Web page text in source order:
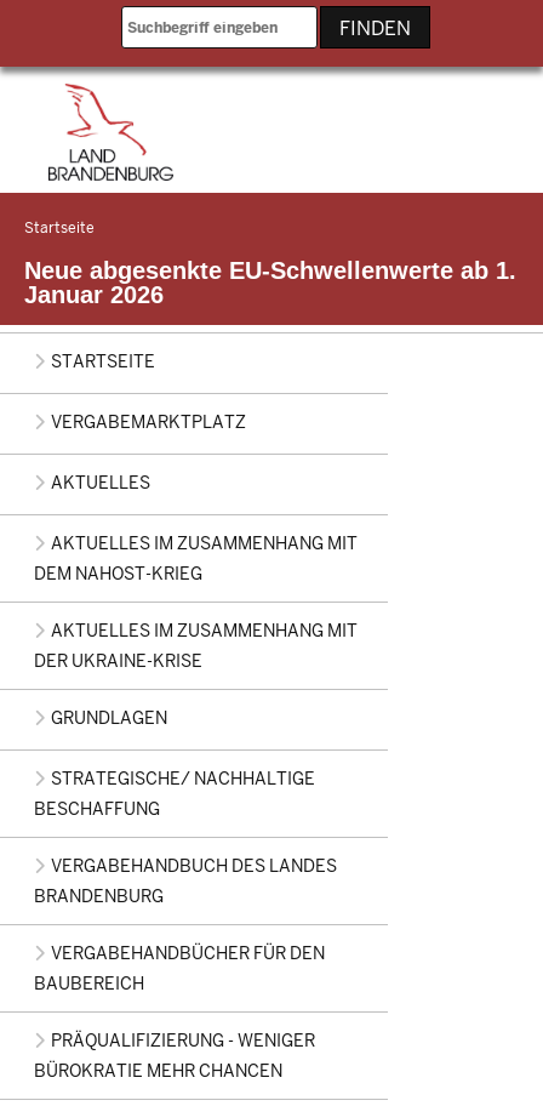
Direkt zum Inhalt
Sie
befinden
sich
hier
Startseite
Neue abgesenkte EU-Schwellenwerte ab 1.
Januar 2026
Main
STARTSEITE
VERGABEMARKTPLATZ
AKTUELLES
AKTUELLES IM ZUSAMMENHANG MIT
DEM NAHOST-KRIEG
AKTUELLES IM ZUSAMMENHANG MIT
DER UKRAINE-KRISE
GRUNDLAGEN
STRATEGISCHE/ NACHHALTIGE
BESCHAFFUNG
VERGABEHANDBUCH DES LANDES
BRANDENBURG
VERGABEHANDBÜCHER FÜR DEN
BAUBEREICH
PRÄQUALIFIZIERUNG - WENIGER
BÜROKRATIE MEHR CHANCEN